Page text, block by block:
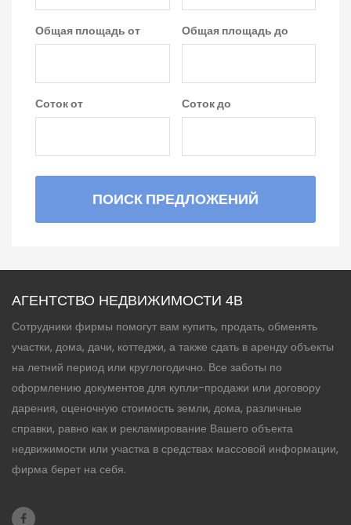
Общая площадь от Общая площадь до
Соток от Соток до
ПОИСК ПРЕДЛОЖЕНИЙ
АГЕНТСТВО НЕДВИЖИМОСТИ 4B
Сотрудники фирмы помогут вам купить, продать, обменять
участки, дома, дачи, коттеджи, а также сдать в аренду объекты
на летний период или круглогодично. Все заботы по
оформлению документов для купли-продажи или договору
дарения, оценочную стоимость земли, дома, различные
справки, равно как и рекламирование Вашего объекта
недвижимости или участка в средствах массовой информации,
фирма берет на себя.